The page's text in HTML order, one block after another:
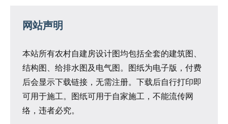
网站声明
本站所有农村自建房设计图均包括全套的建筑图、
结构图、给排水图及电气图。图纸为电子版，付费
后会显示下载链接，无需注册。下载后自行打印即
可用于施工。图纸可用于自家施工，不能流传网
络，违者必究。